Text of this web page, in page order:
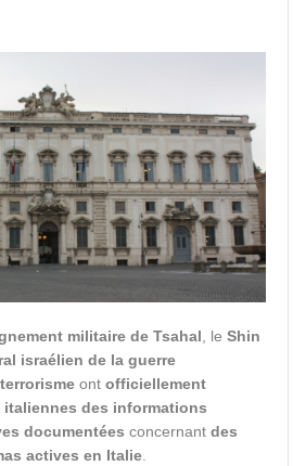
militaire de Tsahal , leShin
israélien de la guerre
ontofficiellement
des informations
documentées concernantdes
actives en Italie